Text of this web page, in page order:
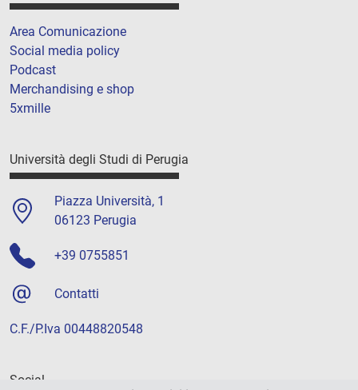
Area Comunicazione
Social media policy
Podcast
Merchandising e shop
5xmille
Università degli Studi di Perugia
Piazza Università, 1
06123 Perugia
+39 0755851
Contatti
C.F./P.Iva 00448820548
Social